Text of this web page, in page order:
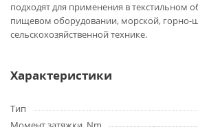
подходят для применения в текстильном
пищевом оборудовании, морской, горно-
сельскохозяйственной технике.
Характеристики
Тип